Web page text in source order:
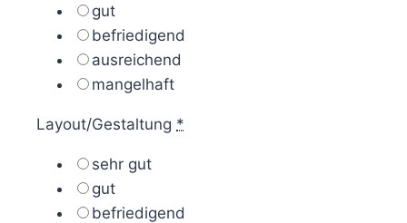
gut
befriedigend
ausreichend
mangelhaft
Layout/Gestaltung *
sehr gut
gut
befriedigend